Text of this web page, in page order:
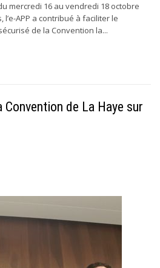
mercredi 16 au vendredi 18 octobre
l’e-APP a contribué à faciliter le
de la Convention la...
Convention de La Haye sur